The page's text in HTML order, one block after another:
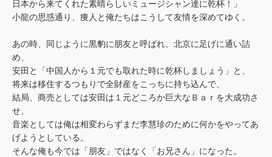
日本から来てくれた素晴らしいミュージシャン達に乾杯！」
小龍の思惑通り、痩人と俺たちはこうして友情を深めてゆく。
あの時、同じように黒豹に朋友と呼ばれ、北京に足げに通い詰
め、
安田と「中国人から１元でも取れた時に乾杯しましょう」と、
将来は移住するつもりで全財産をこっちに持ち込んで、
結局、商売としては安田は１元どころか巨大なＢａｒを大成功さ
せ、
音楽としては俺は相変わらずまだ李慧珍のために何かをやってあ
げようとしている。
そんな俺も今では「朋友」ではなく「お兄さん」になった。